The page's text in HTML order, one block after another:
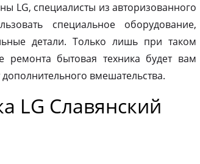
LG, специалисты из авторизованного
специальное оборудование,
детали. Только лишь при таком
ремонта бытовая техника будет вам
вмешательства.
LG Славянский